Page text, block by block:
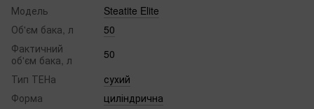
Модель
Steatite Elite
Об'єм бака, л
50
Фактичний
об'єм бака, л
50
Тип ТЕНа
сухий
Форма
циліндрична